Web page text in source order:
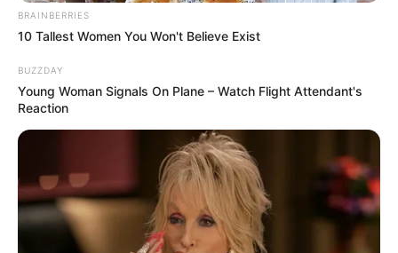
PostedFriss hírek
Újszülött kislányt találtak a
babamentő inkubátorban.
Sajnos…
BRAINBERRIES
10 Tallest Women You Won't Believe Exist
BUZZDAY
Young Woman Signals On Plane – Watch Flight Attendant's
Reaction